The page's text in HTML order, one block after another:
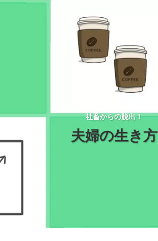
社畜からの脱出！
夫婦の生き方